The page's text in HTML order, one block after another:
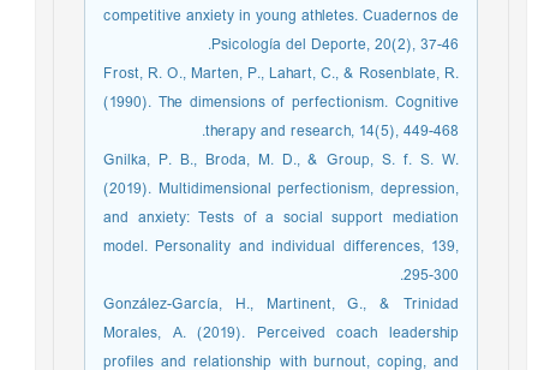
competitive anxiety in young athletes. Cuadernos de
Psicología del Deporte, 20(2), 37-46.
Frost, R. O., Marten, P., Lahart, C., & Rosenblate, R.
(1990). The dimensions of perfectionism. Cognitive
therapy and research, 14(5), 449-468.
Gnilka, P. B., Broda, M. D., & Group, S. f. S. W.
(2019). Multidimensional perfectionism, depression,
and anxiety: Tests of a social support mediation
model. Personality and individual differences, 139,
295-300.
González-García, H., Martinent, G., & Trinidad
Morales, A. (2019). Perceived coach leadership
profiles and relationship with burnout, coping, and